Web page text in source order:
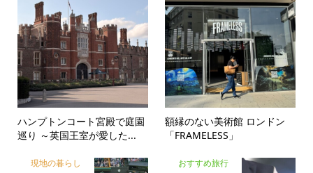
ハンプトンコート宮殿で庭園
巡り ～英国王室が愛した...
額縁のない美術館 ロンドン
「FRAMELESS」
現地の暮らし おすすめ旅行